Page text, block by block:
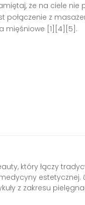
że na ciele nie
połączenie z
mięśniowe [1][4][5].
który łączy
estetycznej.
z zakresu